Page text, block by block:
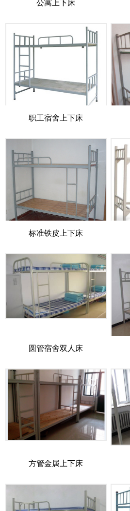
公寓上下床
职工宿舍上下床
标准铁皮上下床
圆管宿舍双人床
方管金属上下床